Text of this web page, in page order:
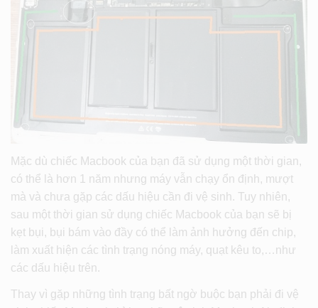
Mặc dù chiếc Macbook của bạn đã sử dụng một thời gian,
có thể là hơn 1 năm nhưng máy vẫn chạy ổn định, mượt
mà và chưa gặp các dấu hiệu cần đi vệ sinh. Tuy nhiên,
sau một thời gian sử dụng chiếc Macbook của bạn sẽ bị
kẹt bụi, bụi bám vào đầy có thể làm ảnh hưởng đến chip,
làm xuất hiện các tình trạng nóng máy, quạt kêu to,…như
các dấu hiệu trên.
Thay vì gặp những tình trạng bất ngờ buộc bạn phải đi vệ